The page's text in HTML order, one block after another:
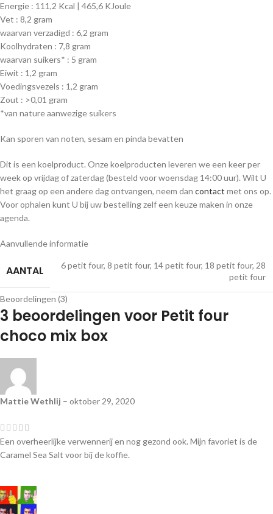
Energie : 111,2 Kcal | 465,6 KJoule
Vet : 8,2 gram
waarvan verzadigd : 6,2 gram
Koolhydraten : 7,8 gram
waarvan suikers* : 5 gram
Eiwit : 1,2 gram
Voedingsvezels : 1,2 gram
Zout : >0,01 gram
*van nature aanwezige suikers
Kan sporen van noten, sesam en pinda bevatten
Dit is een koelproduct. Onze koelproducten leveren we een keer per
week op vrijdag of zaterdag (besteld voor woensdag 14:00 uur). Wilt U
het graag op een andere dag ontvangen, neem dan contact met ons op.
Voor ophalen kunt U bij uw bestelling zelf een keuze maken in onze
agenda.
Aanvullende informatie
AANTAL 6 petit four, 8 petit four, 14 petit four, 18 petit four, 28
petit four
Beoordelingen (3)
3 beoordelingen voor Petit four
choco mix box
Mattie Wethlij – oktober 29, 2020
Een overheerlijke verwennerij en nog gezond ook. Mijn favoriet is de
Caramel Sea Salt voor bij de koffie.